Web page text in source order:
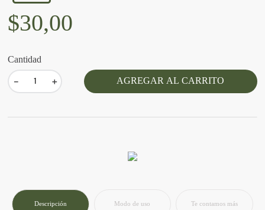
$30,00
Cantidad
＋
－ AGREGAR AL CARRITO
Descripción Modo de uso Te contamos más